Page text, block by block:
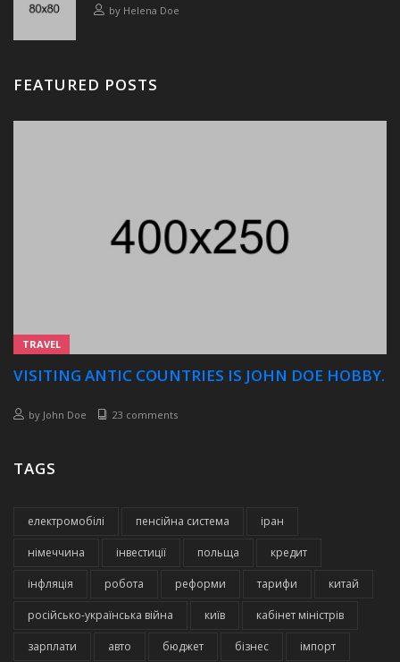
by Helena Doe
FEATURED POSTS
TRAVEL
VISITING ANTIC COUNTRIES IS JOHN DOE HOBBY.
by John Doe 23 comments
TAGS
електромобілі пенсійна система іран
німеччина інвестиції польща кредит
інфляція робота реформи тарифи китай
російсько-українська війна київ кабінет міністрів
зарплати авто бюджет бізнес імпорт